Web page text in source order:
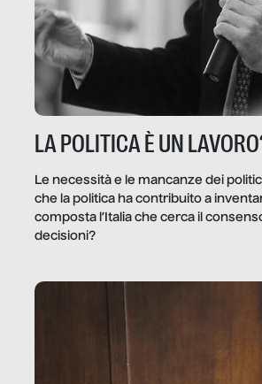
LA POLITICA È UN
Le necessità e le mancanze dei
che la politica ha contribuito a
composta l’Italia che cerca il
decisioni?